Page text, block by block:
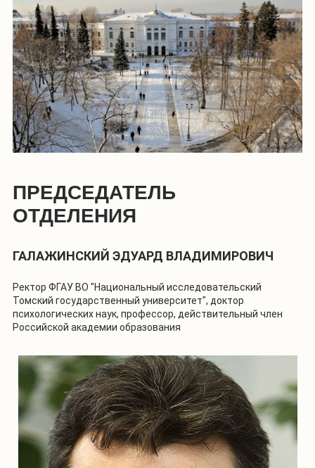
ПРЕДСЕДАТЕЛЬ
ОТДЕЛЕНИЯ
ГАЛАЖИНСКИЙ ЭДУАРД ВЛАДИМИРОВИЧ
Ректор ФГАУ ВО "Национальный исследовательский
Томский государственный университет", доктор
психологических наук, профессор, действительный член
Российской академии образования